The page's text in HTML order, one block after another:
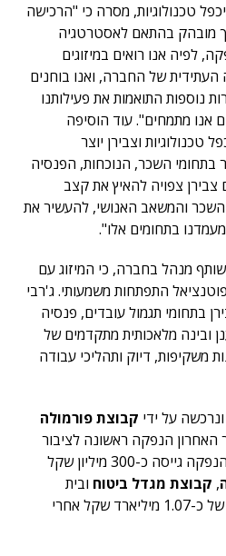
טכנולוגיות, מסרה כי "הרכישה
מובהק בהתאם לאסטרטגיה
לפיה אנו רואים במיזוגים
העתידית של החברה, ואנו בוחנים
נוספות התואמות את פעילותנו
אנו מתמחים". עוד הוסיפה
טכנולוגיות וצבירן יוצר
בתחומי השכר, הנוכחות, הפנסיה
צבירן צפויה להאיץ את קצב
השכר והמשאב האנושי, להעשיר את
בתחומים אלו".
מנהל בחברה, כי המיזוג עם
התפתחות משמעותי. ג'רבי
בתחומי תגמול עובדים, פנסיה
ובינה מלאכותית מתקדמים של
משקיפות, דיוק ותהליכי עבודה
קבוצת פורמולה
האחרון הנפקה ראשונה לציבור
(IPO) בבורסה בתל אביב. ההנפקה גייסה כ-300 מיליון שקל
, קבוצת מגדל ביטוח ובית
, לפי שווי של כ-1.07 מיליארד שקל אחרי